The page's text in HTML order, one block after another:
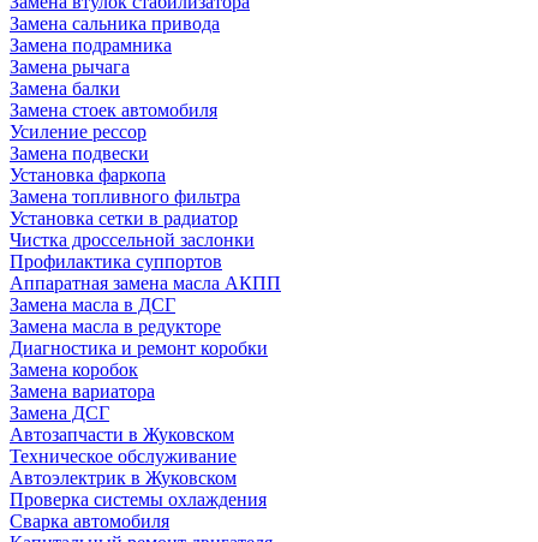
Замена сальника привода
Замена подрамника
Замена рычага
Замена балки
Замена стоек автомобиля
Усиление рессор
Замена подвески
Установка фаркопа
Замена топливного фильтра
Установка сетки в радиатор
Чистка дроссельной заслонки
Профилактика суппортов
Аппаратная замена масла АКПП
Замена масла в ДСГ
Замена масла в редукторе
Диагностика и ремонт коробки
Замена коробок
Замена вариатора
Замена ДСГ
Автозапчасти в Жуковском
Техническое обслуживание
Автоэлектрик в Жуковском
Проверка системы охлаждения
Сварка автомобиля